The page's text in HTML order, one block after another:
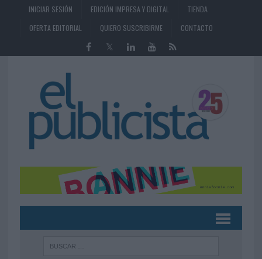
INICIAR SESIÓN EDICIÓN IMPRESA Y DIGITAL
TIENDA
OFERTA EDITORIAL
QUIERO SUSCRIBIRME CONTACTO